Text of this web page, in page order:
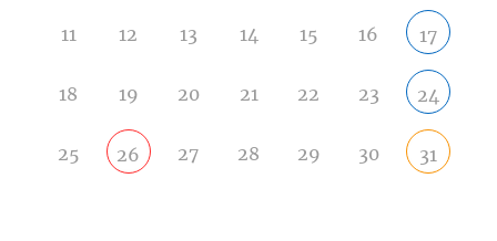
11 12 13 14 15 16 17
18 19 20 21 22 23 24
25 26 27 28 29 30 31